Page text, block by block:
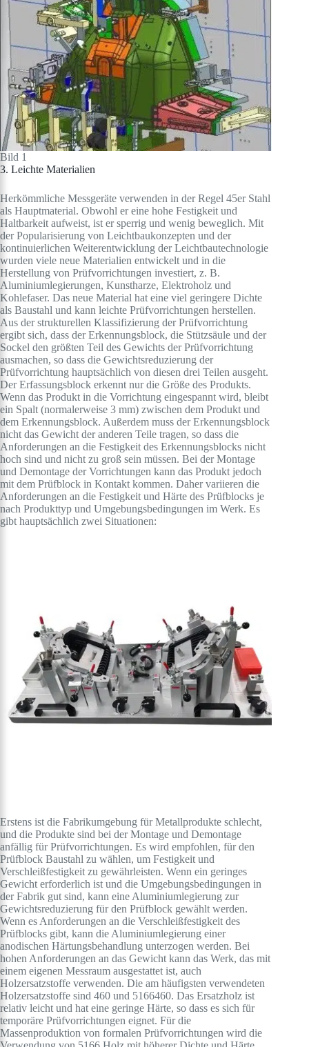
Bild 1
3. Leichte Materialien
Herkömmliche Messgeräte verwenden in der Regel 45er Stahl
als Hauptmaterial. Obwohl er eine hohe Festigkeit und
Haltbarkeit aufweist, ist er sperrig und wenig beweglich. Mit
der Popularisierung von Leichtbaukonzepten und der
kontinuierlichen Weiterentwicklung der Leichtbautechnologie
wurden viele neue Materialien entwickelt und in die
Herstellung von Prüfvorrichtungen investiert, z. B.
Aluminiumlegierungen, Kunstharze, Elektroholz und
Kohlefaser. Das neue Material hat eine viel geringere Dichte
als Baustahl und kann leichte Prüfvorrichtungen herstellen.
Aus der strukturellen Klassifizierung der Prüfvorrichtung
ergibt sich, dass der Erkennungsblock, die Stützsäule und der
Sockel den größten Teil des Gewichts der Prüfvorrichtung
ausmachen, so dass die Gewichtsreduzierung der
Prüfvorrichtung hauptsächlich von diesen drei Teilen ausgeht.
Der Erfassungsblock erkennt nur die Größe des Produkts.
Wenn das Produkt in die Vorrichtung eingespannt wird, bleibt
ein Spalt (normalerweise 3 mm) zwischen dem Produkt und
dem Erkennungsblock. Außerdem muss der Erkennungsblock
nicht das Gewicht der anderen Teile tragen, so dass die
Anforderungen an die Festigkeit des Erkennungsblocks nicht
hoch sind und nicht zu groß sein müssen. Bei der Montage
und Demontage der Vorrichtungen kann das Produkt jedoch
mit dem Prüfblock in Kontakt kommen. Daher variieren die
Anforderungen an die Festigkeit und Härte des Prüfblocks je
nach Produkttyp und Umgebungsbedingungen im Werk. Es
gibt hauptsächlich zwei Situationen:
Erstens ist die Fabrikumgebung für Metallprodukte schlecht,
und die Produkte sind bei der Montage und Demontage
anfällig für Prüfvorrichtungen. Es wird empfohlen, für den
Prüfblock Baustahl zu wählen, um Festigkeit und
Verschleißfestigkeit zu gewährleisten. Wenn ein geringes
Gewicht erforderlich ist und die Umgebungsbedingungen in
der Fabrik gut sind, kann eine Aluminiumlegierung zur
Gewichtsreduzierung für den Prüfblock gewählt werden.
Wenn es Anforderungen an die Verschleißfestigkeit des
Prüfblocks gibt, kann die Aluminiumlegierung einer
anodischen Härtungsbehandlung unterzogen werden. Bei
hohen Anforderungen an das Gewicht kann das Werk, das mit
einem eigenen Messraum ausgestattet ist, auch
Holzersatzstoffe verwenden. Die am häufigsten verwendeten
Holzersatzstoffe sind 460 und 5166460. Das Ersatzholz ist
relativ leicht und hat eine geringe Härte, so dass es sich für
temporäre Prüfvorrichtungen eignet. Für die
Massenproduktion von formalen Prüfvorrichtungen wird die